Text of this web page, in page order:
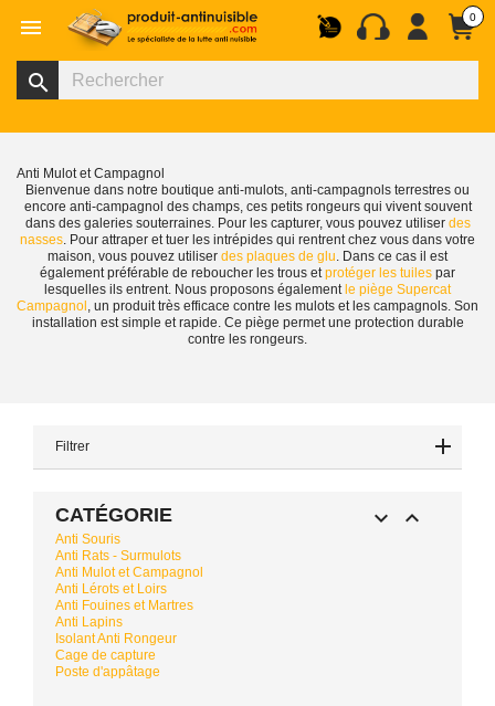
 0
search
Anti Mulot et Campagnol
Bienvenue dans notre boutique anti-mulots, anti-campagnols terrestres ou
encore anti-campagnol des champs, ces petits rongeurs qui vivent souvent
dans des galeries souterraines. Pour les capturer, vous pouvez utiliser des
nasses. Pour attraper et tuer les intrépides qui rentrent chez vous dans votre
maison, vous pouvez utiliser des plaques de glu. Dans ce cas il est
également préférable de reboucher les trous etprotéger les tuiles par
lesquelles ils entrent. Nous proposons également le piège Supercat
Campagnol , un produit très efficace contre les mulots et les campagnols. Son
installation est simple et rapide. Ce piège permet une protection durable
contre les rongeurs.
Filtrer
CATÉGORIE  
Anti Souris
Anti Rats - Surmulots
Anti Mulot et Campagnol
Anti Lérots et Loirs
Anti Fouines et Martres
Anti Lapins
Isolant Anti Rongeur
Cage de capture
Poste d'appâtage